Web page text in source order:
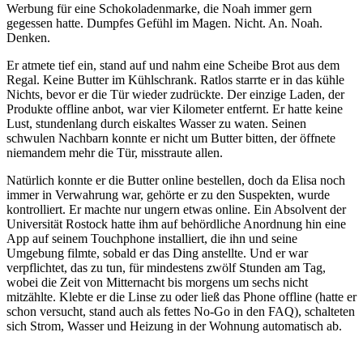
Werbung für eine Schokoladenmarke, die Noah immer gern
gegessen hatte. Dumpfes Gefühl im Magen. Nicht. An. Noah.
Denken.
Er atmete tief ein, stand auf und nahm eine Scheibe Brot aus dem
Regal. Keine Butter im Kühlschrank. Ratlos starrte er in das kühle
Nichts, bevor er die Tür wieder zudrückte. Der einzige Laden, der
Produkte offline anbot, war vier Kilometer entfernt. Er hatte keine
Lust, stundenlang durch eiskaltes Wasser zu waten. Seinen
schwulen Nachbarn konnte er nicht um Butter bitten, der öffnete
niemandem mehr die Tür, misstraute allen.
Natürlich konnte er die Butter online bestellen, doch da Elisa noch
immer in Verwahrung war, gehörte er zu den Suspekten, wurde
kontrolliert. Er machte nur ungern etwas online. Ein Absolvent der
Universität Rostock hatte ihm auf behördliche Anordnung hin eine
App auf seinem Touchphone installiert, die ihn und seine
Umgebung filmte, sobald er das Ding anstellte. Und er war
verpflichtet, das zu tun, für mindestens zwölf Stunden am Tag,
wobei die Zeit von Mitternacht bis morgens um sechs nicht
mitzählte. Klebte er die Linse zu oder ließ das Phone offline (hatte er
schon versucht, stand auch als fettes No-Go in den FAQ), schalteten
sich Strom, Wasser und Heizung in der Wohnung automatisch ab.